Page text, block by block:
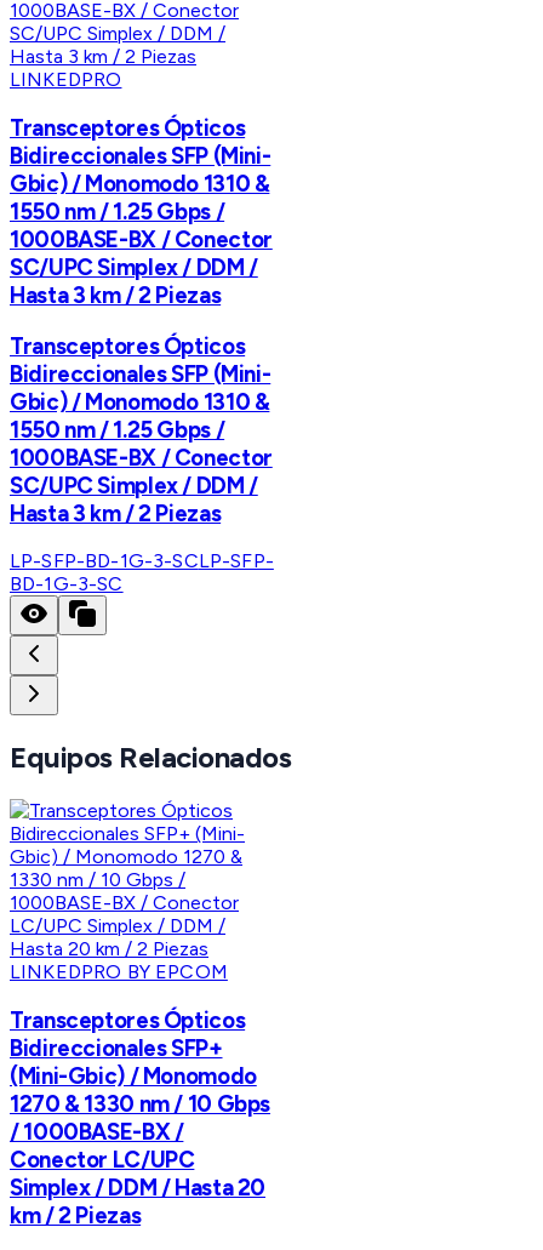
LINKEDPRO
Transceptores Ópticos
Bidireccionales SFP (Mini-
Gbic) / Monomodo 1310 &
1550 nm / 1.25 Gbps /
1000BASE-BX / Conector
SC/UPC Simplex / DDM /
Hasta 3 km / 2 Piezas
Transceptores Ópticos
Bidireccionales SFP (Mini-
Gbic) / Monomodo 1310 &
1550 nm / 1.25 Gbps /
1000BASE-BX / Conector
SC/UPC Simplex / DDM /
Hasta 3 km / 2 Piezas
LP-SFP-BD-1G-3-SCLP-SFP-
BD-1G-3-SC
Equipos Relacionados
LINKEDPRO BY EPCOM
Transceptores Ópticos
Bidireccionales SFP+
(Mini-Gbic) / Monomodo
1270 & 1330 nm / 10 Gbps
/ 1000BASE-BX /
Conector LC/UPC
Simplex / DDM / Hasta 20
km / 2 Piezas